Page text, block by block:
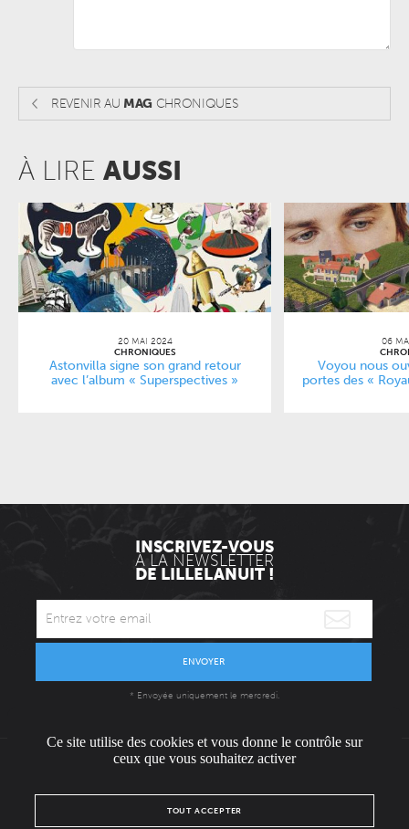
REVENIR AU MAG CHRONIQUES
À LIRE AUSSI
20 MAI 2024
CHRONIQUES
Astonvilla signe son grand retour
avec l’album « Superspectives »
06
Voyou nous
portes des «
INSCRIVEZ-VOUS
À LA NEWSLETTER
DE LILLELANUIT !
ENVOYER
* Envoyée uniquement le mercredi.
L'ÉQUIPE
Ce site utilise des cookies et vous donne le contrôle sur
ceux que vous souhaitez activer
TOUT ACCEPTER